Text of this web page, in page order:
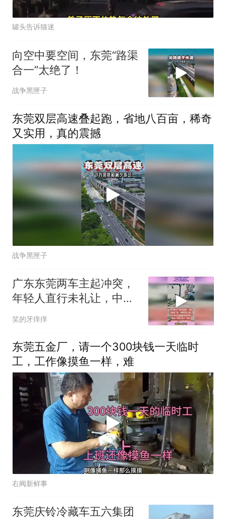
罐头告诉猫迷
向空中要空间，东莞“路渠
合一”太绝了！
战争黑匣子
东莞双层高速叠起跑，省地八百亩，稀奇
又实用，真的震撼
战争黑匣子
广东东莞两车主起冲突，
年轻人直行未礼让，中年
人与老婆朋友开骂
笑的牙痒痒
东莞五金厂，请一个300块钱一天临时
工，工作像摸鱼一样，难
右阀新鲜事
东莞庆铃冷藏车五六集团